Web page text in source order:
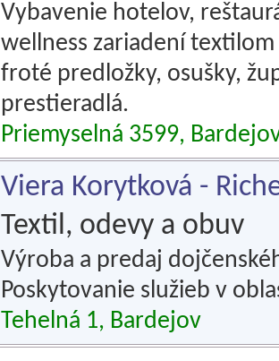
Vybavenie hotelov,
wellness zariadení
froté predložky, osušky,
prestieradlá.
Priemyselná 3599,
Viera Korytková -
Textil, odevy a obuv
Výroba a predaj
Poskytovanie služieb v
Tehelná 1, Bardejov